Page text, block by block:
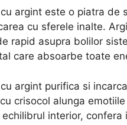
argint este o piatra
cu sferele inalte.
rapid asupra bolilor
care absoarbe toate
argint purifica si
crisocol alunga
interior,